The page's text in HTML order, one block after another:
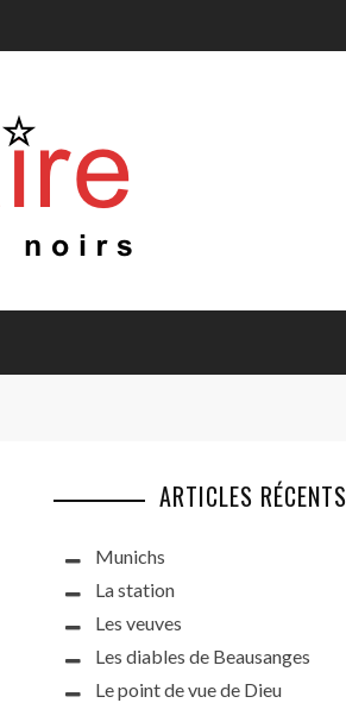
ARTICLES RÉCENTS
Munichs
La station
Les veuves
Les diables de Beausanges
Le point de vue de Dieu